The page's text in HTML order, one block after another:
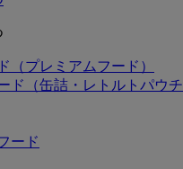
（プレミアムフード）
ド（缶詰・レトルトパウ
ード